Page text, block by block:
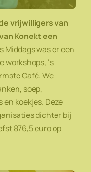
vrijwilligers van
Konekt een
Middags was er een
workshops, ‘s
Café. We
soep,
koekjes. Deze
dichter bij
876,5 euro op